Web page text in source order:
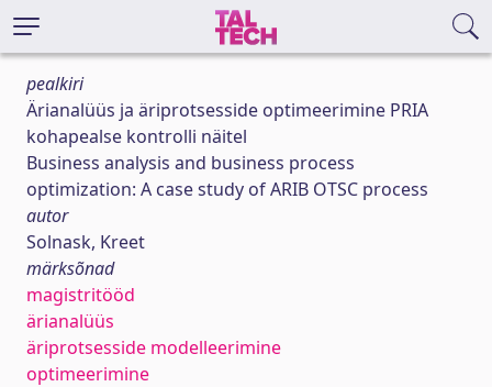
pealkiri
Ärianalüüs ja äriprotsesside optimeerimine PRIA
kohapealse kontrolli näitel
Business analysis and business process
optimization: A case study of ARIB OTSC process
autor
Solnask, Kreet
märksõnad
magistritööd
ärianalüüs
äriprotsesside modelleerimine
optimeerimine